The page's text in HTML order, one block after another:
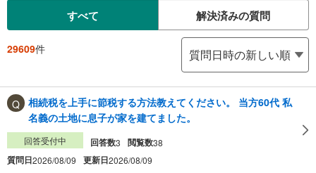
すべて 解決済みの質問
29609件
相続税を上手に節税する方法教えてください。 当方60代 私
名義の土地に息子が家を建てました。
回答受付中 回答数3 閲覧数38
質問日2026/08/09 更新日2026/08/09